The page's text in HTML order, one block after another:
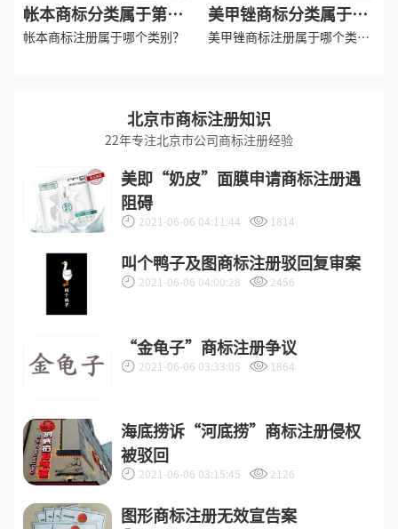
帐本商标分类属于第几
类-记帐本商标注册属于
帐本商标注册属于哪个类别？
美甲锉商标分类属于第
几类-指甲锉商标注册属
美甲锉商标注册属于哪个类
北京市商标注册知识
22年专注北京市公司商标注册经验
美即“奶皮”面膜申请商标注册遇
阻碍
2021-06-06 04:11:44 1814
叫个鸭子及图商标注册驳回复审案
2021-06-06 04:00:28 2456
“金龟子”商标注册争议
2021-06-06 03:33:05 1864
海底捞诉“河底捞”商标注册侵权
被驳回
2021-06-06 03:15:45 2126
图形商标注册无效宣告案